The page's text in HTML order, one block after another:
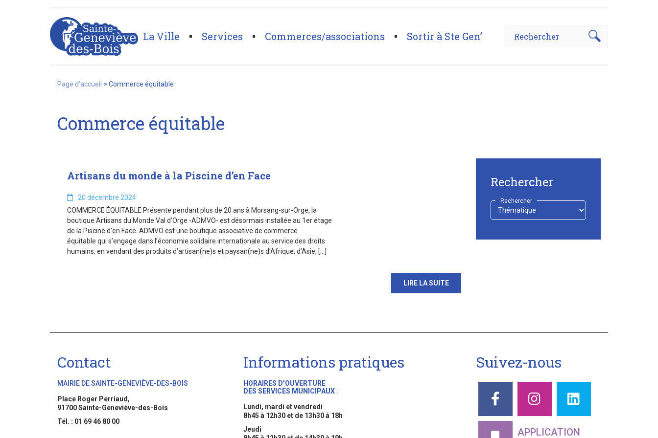
La Ville Services Commerces/associations Sortir à Ste Gen’
Page d'accueil > Commerce équitable
Commerce équitable
Artisans du monde à la Piscine d’en Face
20 décembre 2024
COMMERCE ÉQUITABLE Présente pendant plus de 20 ans à Morsang-sur-Orge, la
boutique Artisans du Monde Val d’Orge -ADMVO- est désormais installée au 1er étage
de la Piscine d’en Face. ADMVO est une boutique associative de commerce
équitable qui s’engage dans l’économie solidaire internationale au service des droits
humains, en vendant des produits d’artisan(ne)s et paysan(ne)s d’Afrique, d’Asie, […]
LIRE LA SUITE
Rechercher
Rechercher
Choisir
Contact
MAIRIE DE SAINTE-GENEVIÈVE-DES-BOIS
Place Roger Perriaud,
91700 Sainte-Geneviève-des-Bois
Tél. : 01 69 46 80 00
Informations pratiques
HORAIRES D’OUVERTURE
DES SERVICES MUNICIPAUX :
Lundi, mardi et vendredi
8h45 à 12h30 et de 13h30 à 18h
Jeudi
Suivez-nous
APPLICATION